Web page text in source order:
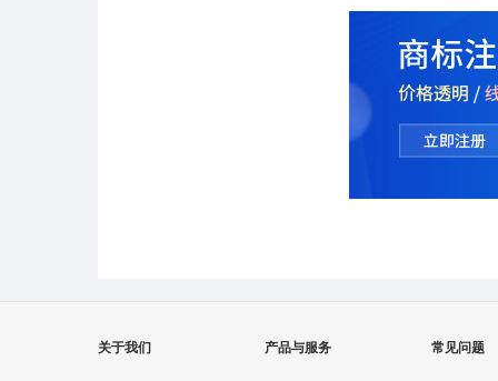
关于我们 产品与服务 常见问题